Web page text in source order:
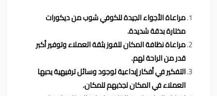
مراعاة الأجواء الجيدة للكوفي شوب من ديكورات
مختارة بدقة شديدة.
مراعاة نظافة المكان للفوز بثقة العملاء وتوفير أكبر
قدر من الراحة لهم.
التفكير في أفكار إبداعية لوجود وسائل ترفيهية يحبها
العملاء في المكان لجذبهم للمكان.